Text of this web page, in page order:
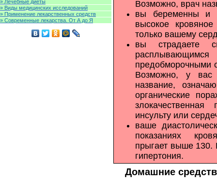
Возможно, врач
вы беременны и
высокое
только вашему
вы страдаете
предобморочными
Возможно, у вас
название,
органические
инсульту или
ваше
показаниях
прыгает выше 130.
гипертония.
Домашние
» Лечебные диеты
» Виды медицинских исследований
» Применение лекарственных средств
» Современные лекарства. От А до Я